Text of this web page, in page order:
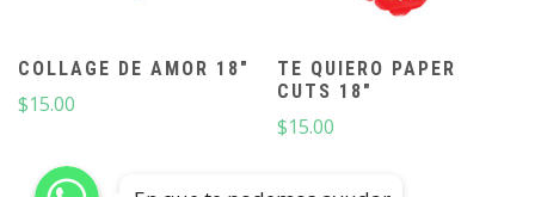
COLLAGE DE AMOR 18″
$15.00
TE QUIERO PAPER
CUTS 18″
$15.00